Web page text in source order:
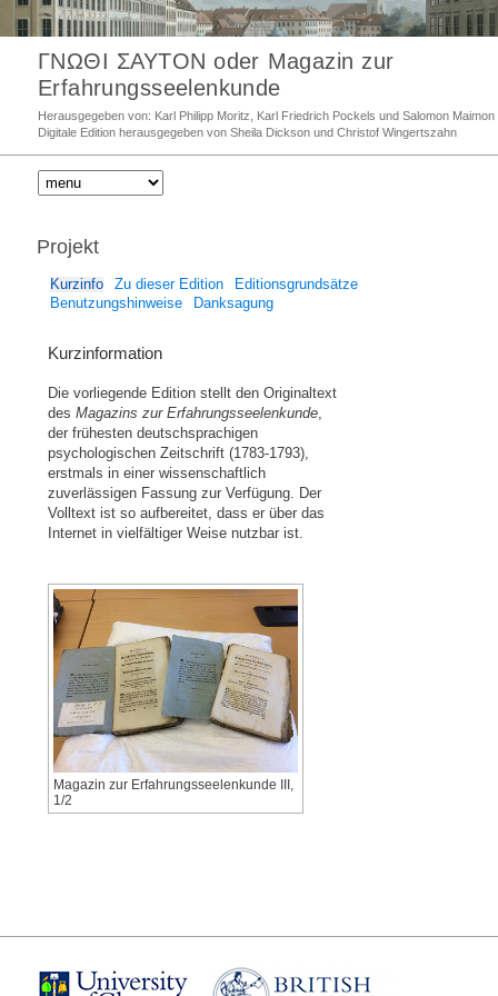
ΓΝΩΘΙ ΣΑΥΤΟΝ oder Magazin zur
Erfahrungsseelenkunde
Herausgegeben von: Karl Philipp Moritz, Karl Friedrich Pockels und Salomon Maimon
Digitale Edition herausgegeben von Sheila Dickson und Christof Wingertszahn
Projekt
Kurzinfo Zu dieser Edition
Editionsgrundsätze
Benutzungshinweise
Danksagung
Kurzinformation
Die vorliegende Edition stellt den Originaltext
des Magazins zur Erfahrungsseelenkunde,
der frühesten deutschsprachigen
psychologischen Zeitschrift (1783-1793),
erstmals in einer wissenschaftlich
zuverlässigen Fassung zur Verfügung. Der
Volltext ist so aufbereitet, dass er über das
Internet in vielfältiger Weise nutzbar ist.
Magazin zur Erfahrungsseelenkunde III,
1/2